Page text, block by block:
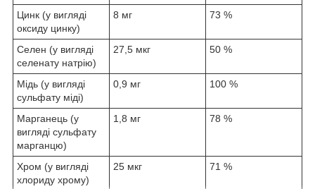
Цинк (у вигляді
оксиду цинку)
8 мг 73 %
Селен (у вигляді
селенату натрію)
27,5 мкг 50 %
Мідь (у вигляді
сульфату міді)
0,9 мг 100 %
Марганець (у
вигляді сульфату
марганцю)
1,8 мг 78 %
Хром (у вигляді
хлориду хрому)
25 мкг 71 %